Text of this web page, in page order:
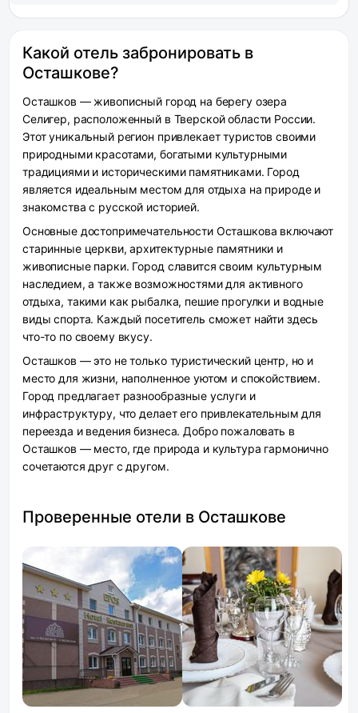
Какой отель забронировать в
Осташкове?
Осташков — живописный город на берегу озера
Селигер, расположенный в Тверской области России.
Этот уникальный регион привлекает туристов своими
природными красотами, богатыми культурными
традициями и историческими памятниками. Город
является идеальным местом для отдыха на природе и
знакомства с русской историей.
Основные достопримечательности Осташкова включают
старинные церкви, архитектурные памятники и
живописные парки. Город славится своим культурным
наследием, а также возможностями для активного
отдыха, такими как рыбалка, пешие прогулки и водные
виды спорта. Каждый посетитель сможет найти здесь
что-то по своему вкусу.
Осташков — это не только туристический центр, но и
место для жизни, наполненное уютом и спокойствием.
Город предлагает разнообразные услуги и
инфраструктуру, что делает его привлекательным для
переезда и ведения бизнеса. Добро пожаловать в
Осташков — место, где природа и культура гармонично
сочетаются друг с другом.
Проверенные отели в Осташкове